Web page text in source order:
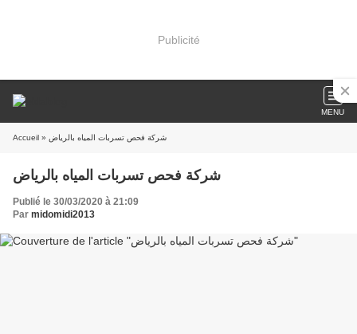
Publicité
MENU
Accueil » شركة فحص تسربات المياه بالرياض
شركة فحص تسربات المياه بالرياض
Publié le 30/03/2020 à 21:09
Par midomidi2013